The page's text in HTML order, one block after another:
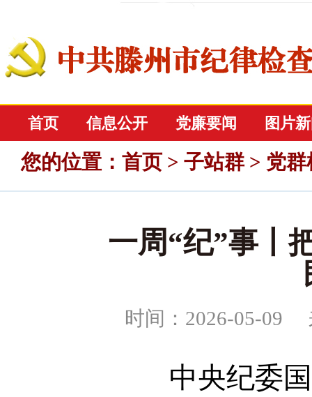
首页 信息公开 党廉要闻 图片
您的位置 ： 首页 > 子站群 > 党群
一周“纪”事丨
时间：2026-05-09
中央纪委